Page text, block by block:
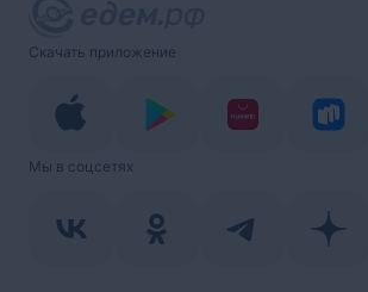
Скачать приложение
Мы в соцсетях